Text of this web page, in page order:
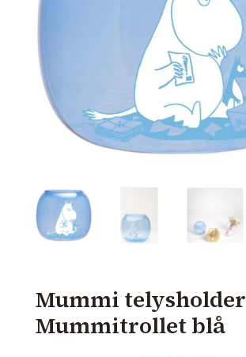
Mummi telysholder
Mummitrollet blå